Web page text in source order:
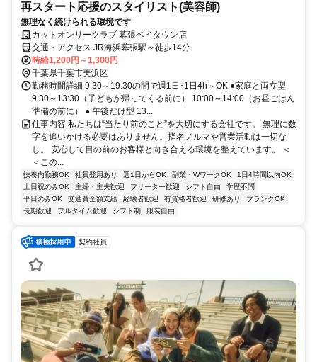
再スタート応援のスタイリスト(美容師)
無理なく続けられる環境です
カットオンリークラブ 幕張ベイタウン店
交通・アクセス JR海浜幕張駅～徒歩14分
時給1,200円～1,300円
千葉県千葉市美浜区
勤務時間詳細 9:30～19:30の間で週1日･1日4h～OK ●家庭と両立型
9:30～13:30（子どもが帰ってくる前に） 10:00～14:00（お昼ごはん
準備の前に） ● 午後だけ型 13...
仕事内容 私たちは“当たり前のこと”を大切にする会社です。 無理に数
字を追いかける必要はありません。指名ノルマや営業活動は一切な
し。 安心して目の前のお客様と向き合える環境を整えています。 ＜
＜この...
扶養内勤務OK 社員登用あり 週1日からOK 副業・WワークOK
1日4時間以内OK
土日祝のみOK
主婦・主夫歓迎 フリーター歓迎 シフト自由
学歴不問
平日のみOK
交通費全額支給 経験者歓迎 有資格者歓迎 研修あり
ブランクOK
長期歓迎
フルタイム歓迎 シフト制 服装自由
契約社員